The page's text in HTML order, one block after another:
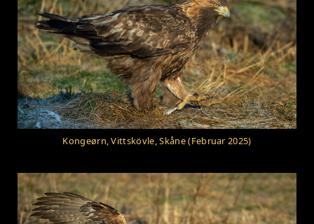
Kongeørn, Vittskövle, Skåne (Februar 2025)